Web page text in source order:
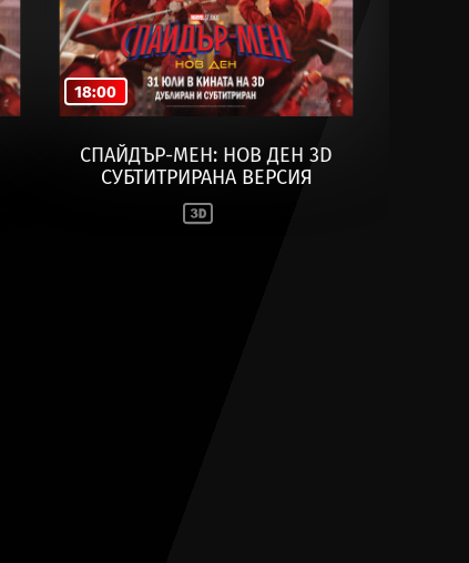
18:00
СПАЙДЪР-МЕН: НОВ ДЕН 3D
СУБТИТРИРАНА ВЕРСИЯ